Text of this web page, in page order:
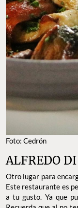
Foto: Cedrón
ALFREDO
Otro lugar para
Este restaurante es
a tu gusto. Ya que